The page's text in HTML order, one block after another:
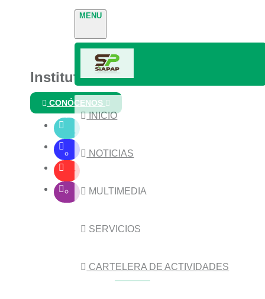
MENU
INICIO
NOTICIAS
MULTIMEDIA
SERVICIOS
CARTELERA DE ACTIVIDADES
Instituto Nacional de Parques
CONÓCENOS